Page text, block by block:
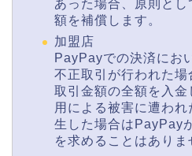
あった場合、原則と
額を補償します。
加盟店
PayPayでの決済にお
不正取引が行われた
取引金額の全額を入金
用による被害に遭わ
生した場合はPayPay
を求めることはありま